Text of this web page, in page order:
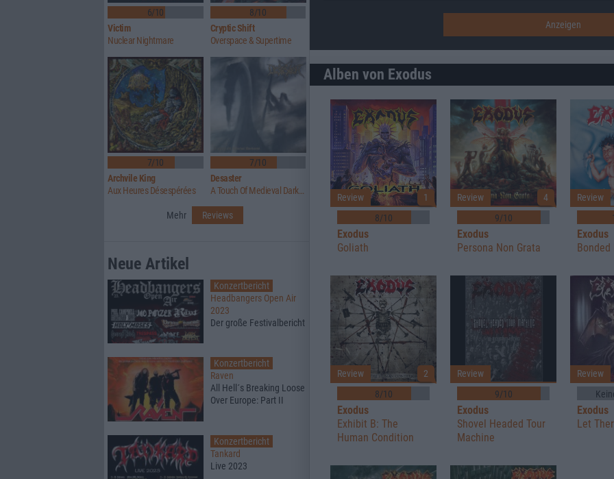
Alben von Exodus
8/10
Review
Exodus
1
Goliath
9/10
Review
Exodus
4
Persona Non Grata
Review
Exodus
Bonded
8/10
Review
Exodus
2
Exhibit B: The
Human Condition
9/10
Review
Exodus
Shovel Headed Tour
Machine
Review
Exodus
Let
6/10
Victim
Nuclear Nightmare
8/10
Cryptic Shift
Overspace & Supertime
7/10
Archvile King
Aux Heures Désespérées
7/10
Desaster
A Touch Of Medieval Darkness
Mehr Reviews
Neue Artikel
Konzertbericht
Headbangers Open Air
2023
Der große Festivalbericht
Konzertbericht
Raven
All Hell´s Breaking Loose
Over Europe: Part II
Konzertbericht
Tankard
Live 2023